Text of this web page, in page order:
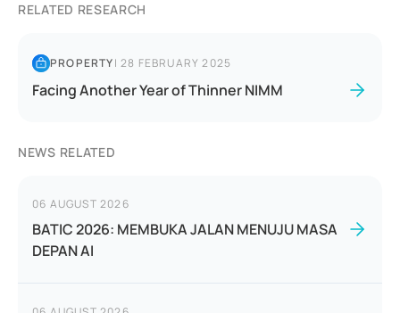
RELATED RESEARCH
PROPERTY|28 FEBRUARY 2025
Facing Another Year of Thinner NIMM
NEWS RELATED
06 AUGUST 2026
BATIC 2026: MEMBUKA JALAN MENUJU MASA
DEPAN AI